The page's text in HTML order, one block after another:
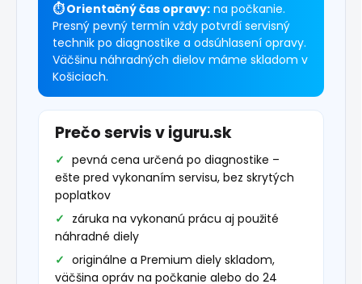
⏱ Orientačný čas opravy: na počkanie.
Presný pevný termín vždy potvrdí servisný
technik po diagnostike a odsúhlasení opravy.
Väčšinu náhradných dielov máme skladom v
Košiciach.
Prečo servis v iguru.sk
pevná cena určená po diagnostike –
ešte pred vykonaním servisu, bez skrytých
poplatkov
záruka na vykonanú prácu aj použité
náhradné diely
originálne a Premium diely skladom,
väčšina opráv na počkanie alebo do 24